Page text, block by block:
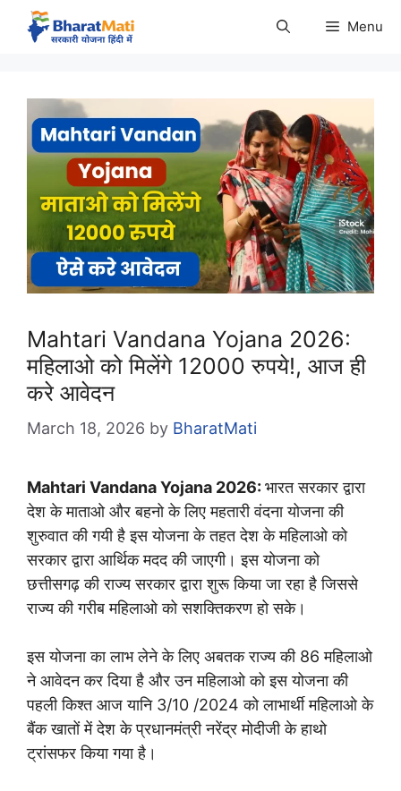
Skip
Menu
Mahtari Vandana Yojana 2026:
महिलाओ को मिलेंगे 12000 रुपये!, आज ही
करे आवेदन
March 18, 2026 by BharatMati
Mahtari Vandana Yojana 2026: भारत सरकार द्वारा
देश के माताओ और बहनो के लिए महतारी वंदना योजना की
शुरुवात की गयी है इस योजना के तहत देश के महिलाओ को
सरकार द्वारा आर्थिक मदद की जाएगी। इस योजना को
छत्तीसगढ़ की राज्य सरकार द्वारा शुरू किया जा रहा है जिससे
राज्य की गरीब महिलाओ को सशक्तिकरण हो सके।
इस योजना का लाभ लेने के लिए अबतक राज्य की 86 महिलाओ
ने आवेदन कर दिया है और उन महिलाओ को इस योजना की
पहली किश्त आज यानि 3/10 /2024 को लाभार्थी महिलाओ के
बैंक खातों में देश के प्रधानमंत्री नरेंद्र मोदीजी के हाथो
ट्रांसफर किया गया है।